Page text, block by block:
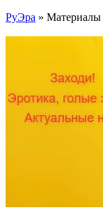
РуЭра » Материалы